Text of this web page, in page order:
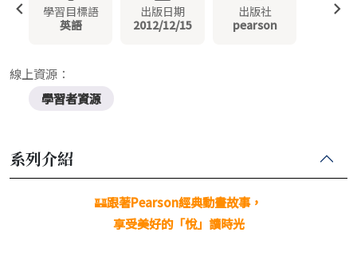
學習目標語
英語
出版日期
2012/12/15
出版社
pearson
線上資源：
學習者資源
系列介紹
🏰跟著Pearson經典動畫故事，
享受美好的「悅」讀時光